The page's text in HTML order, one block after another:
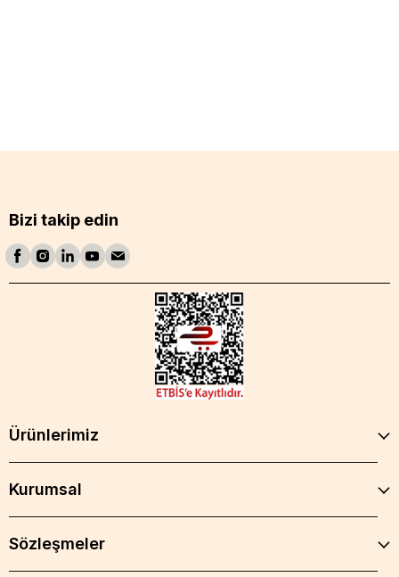
Bizi takip edin
Ürünlerimiz
Kurumsal
Sözleşmeler